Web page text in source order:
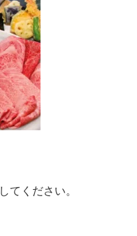
してください。